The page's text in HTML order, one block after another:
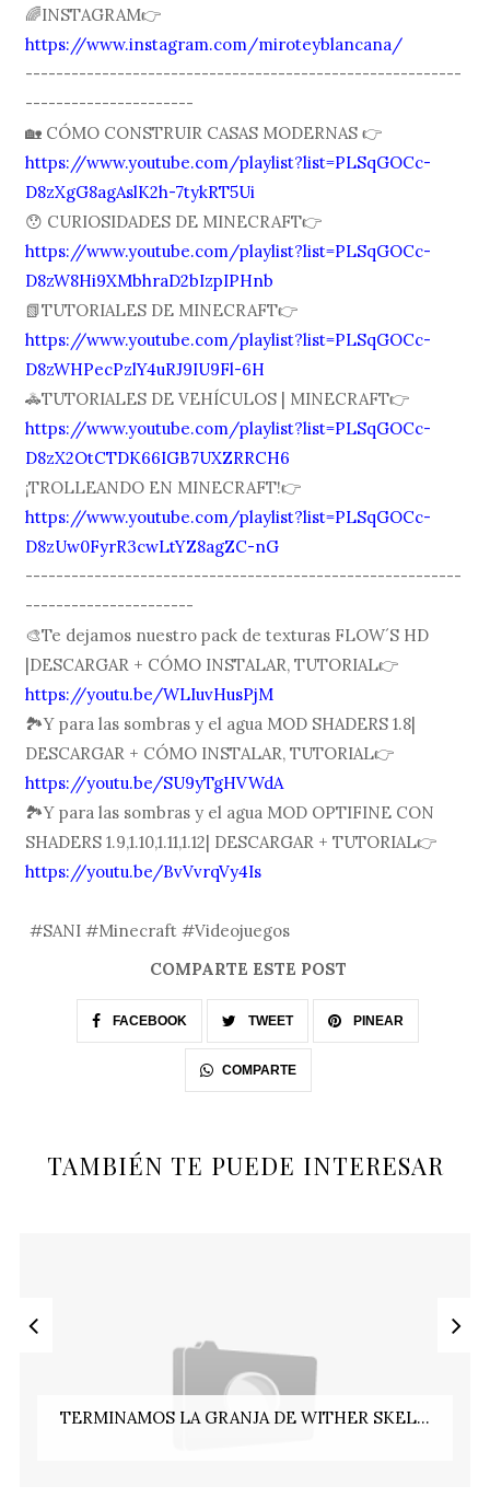
🌈INSTAGRAM👉
https://www.instagram.com/miroteyblancana/
---------------------------------------------------------
----------------------
🏡 CÓMO CONSTRUIR CASAS MODERNAS 👉
https://www.youtube.com/playlist?list=PLSqGOCc-
D8zXgG8agAslK2h-7tykRT5Ui
😯 CURIOSIDADES DE MINECRAFT👉
https://www.youtube.com/playlist?list=PLSqGOCc-
D8zW8Hi9XMbhraD2bIzpIPHnb
📗TUTORIALES DE MINECRAFT👉
https://www.youtube.com/playlist?list=PLSqGOCc-
D8zWHPecPzlY4uRJ9IU9Fl-6H
🚓TUTORIALES DE VEHÍCULOS | MINECRAFT👉
https://www.youtube.com/playlist?list=PLSqGOCc-
D8zX2OtCTDK66IGB7UXZRRCH6
¡TROLLEANDO EN MINECRAFT!👉
https://www.youtube.com/playlist?list=PLSqGOCc-
D8zUw0FyrR3cwLtYZ8agZC-nG
---------------------------------------------------------
----------------------
🎨Te dejamos nuestro pack de texturas FLOW´S HD
|DESCARGAR + CÓMO INSTALAR, TUTORIAL👉
https://youtu.be/WLIuvHusPjM
🏞Y para las sombras y el agua MOD SHADERS 1.8|
DESCARGAR + CÓMO INSTALAR, TUTORIAL👉
https://youtu.be/SU9yTgHVWdA
🏞Y para las sombras y el agua MOD OPTIFINE CON
SHADERS 1.9,1.10,1.11,1.12| DESCARGAR + TUTORIAL👉
https://youtu.be/BvVvrqVy4Is
#SANI #Minecraft #Videojuegos
COMPARTE ESTE POST
FACEBOOK TWEET PINEAR
COMPARTE
TAMBIÉN TE PUEDE INTERESAR
TERMINAMOS LA GRANJA DE WITHER SKEL...